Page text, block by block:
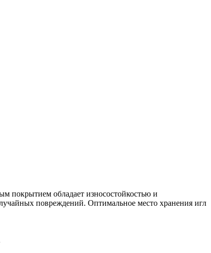
покрытием обладает износостойкостью и
повреждений. Оптимальное место хранения игл